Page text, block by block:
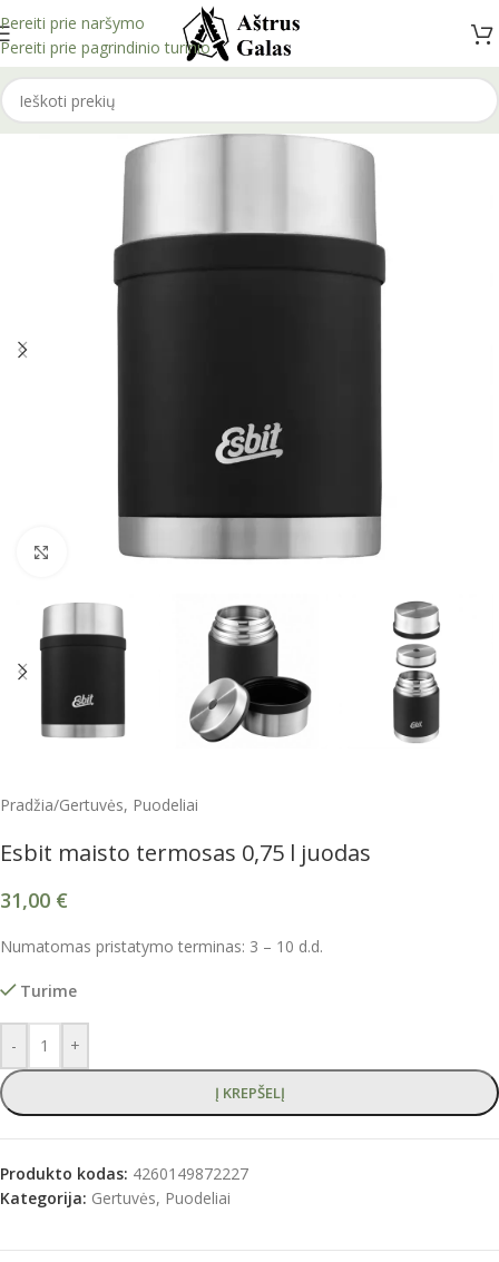
Pereiti prie naršymo
Pereiti prie pagrindinio turinio
Spustelėkite, kad padidintumėte
Pradžia/Gertuvės, Puodeliai
Esbit maisto termosas 0,75 l juodas
31,00 €
Numatomas pristatymo terminas: 3 – 10 d.d.
Turime
- +
Į KREPŠELĮ
Produkto kodas: 4260149872227
Kategorija: Gertuvės, Puodeliai